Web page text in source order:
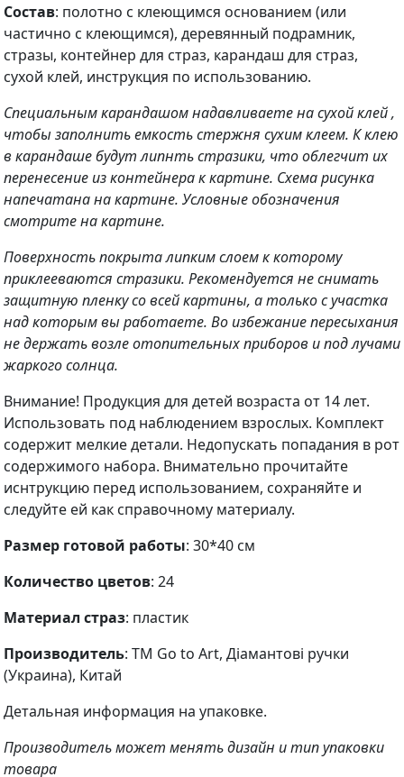
Состав: полотно с клеющимся основанием (или
частично с клеющимся), деревянный подрамник,
стразы, контейнер для страз, карандаш для страз,
сухой клей, инструкция по использованию.
Специальным карандашом надавливаете на сухой клей ,
чтобы заполнить емкость стержня сухим клеем. К клею
в карандаше будут липнть стразики, что облегчит их
перенесение из контейнера к картине. Схема рисунка
напечатана на картине. Условные обозначения
смотрите на картине.
Поверхность покрыта липким слоем к которому
приклееваются стразики. Рекомендуется не снимать
защитную пленку со всей картины, а только с участка
над которым вы работаете. Во избежание пересыхания
не держать возле отопительных приборов и под лучами
жаркого солнца.
Внимание! Продукция для детей возраста от 14 лет.
Использовать под наблюдением взрослых. Комплект
содержит мелкие детали. Недопускать попадания в рот
содержимого набора. Внимательно прочитайте
иснтрукцию перед использованием, сохраняйте и
следуйте ей как справочному материалу.
Размер готовой работы: 30*40 см
Количество цветов: 24
Материал страз: пластик
Производитель: ТМ Go to Art, Діамантові ручки
(Украина), Китай
Детальная информация на упаковке.
Производитель может менять дизайн и тип упаковки
товара